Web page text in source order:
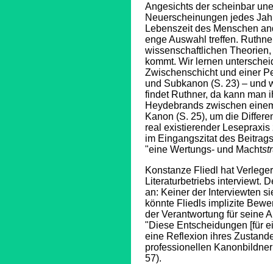
Angesichts der scheinbar
Neuerscheinungen jedes
Lebenszeit des Menschen
enge Auswahl treffen.
wissenschaftlichen
kommt. Wir lernen
Zwischenschicht und einer
und Subkanon (S. 23) – und
findet Ruthner, da kann man
Heydebrands zwischen
Kanon (S. 25), um die
real existierender
im Eingangszitat des
"eine Wertungs- und Macht
Konstanze Fliedl hat
Literaturbetriebs interviewt.
an: Keiner der Interviewten
könnte Fliedls implizite
der Verantwortung für seine
"Diese Entscheidungen [für
eine Reflexion ihres
professionellen
57).